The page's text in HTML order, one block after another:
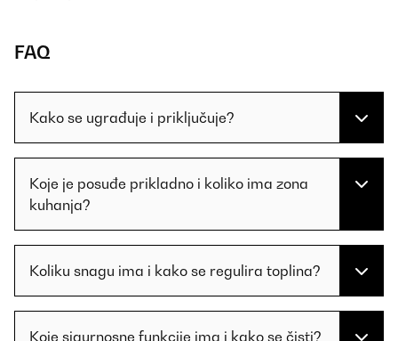
FAQ
Kako se ugrađuje i priključuje?
Koje je posuđe prikladno i koliko ima zona
kuhanja?
Koliku snagu ima i kako se regulira toplina?
Koje sigurnosne funkcije ima i kako se čisti?